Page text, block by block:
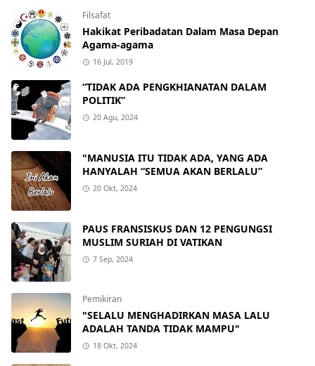
Filsafat
Hakikat Peribadatan Dalam Masa Depan
Agama-agama
16 Jul, 2019
“TIDAK ADA PENGKHIANATAN DALAM
POLITIK”
20 Agu, 2024
"MANUSIA ITU TIDAK ADA, YANG ADA
HANYALAH “SEMUA AKAN BERLALU”
20 Okt, 2024
PAUS FRANSISKUS DAN 12 PENGUNGSI
MUSLIM SURIAH DI VATIKAN
7 Sep, 2024
Pemikiran
"SELALU MENGHADIRKAN MASA LALU
ADALAH TANDA TIDAK MAMPU"
18 Okt, 2024